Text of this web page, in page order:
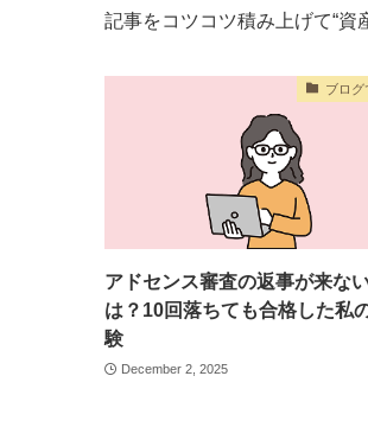
記事をコツコツ積み上げて“資
ブログ
アドセンス審査の返事が来な
は？10回落ちても合格した私
験
December 2, 2025